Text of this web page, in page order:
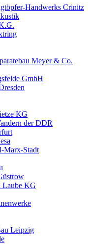
Handwerks Crinitz
Meyer & Co.
GmbH
KG
der DDR
Marx-Stadt
Laube KG
Leipzig